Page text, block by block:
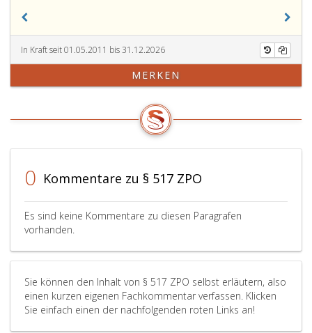
Beschluss
gemäß
Paragraph
anfechtbar
ist;
entschieden
worden
ist
(Paragraph
Absatz
3,
EO).
im
502,
3,
Streitigkeiten.
In Kraft seit 01.05.2011 bis 31.12.2026
MERKEN
0 Kommentare zu § 517 ZPO
Es sind keine Kommentare zu diesen Paragrafen
vorhanden.
Sie können den Inhalt von § 517 ZPO selbst erläutern, also
einen kurzen eigenen Fachkommentar verfassen. Klicken
Sie einfach einen der nachfolgenden roten Links an!